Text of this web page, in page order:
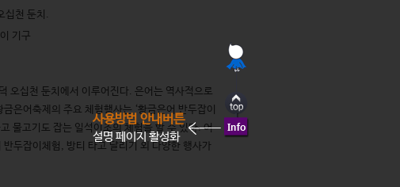
십천 둔치.
기구
오십천 둔치에서 이루어진다. 은어는 역사적으로
은어축제의 주요 체험행사는 ‘황금은어 반두잡이
물고기도 잡는 일석이조의 체험을 할 수 있다. 어
두잡이체험, 방티 타고 달리기 외 다양한 행사가
사용방법 안내버튼
설명 페이지 활성화